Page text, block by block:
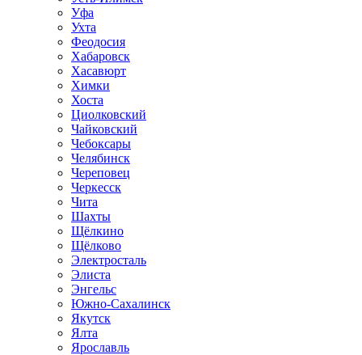
Уфа
Ухта
Феодосия
Хабаровск
Хасавюрт
Химки
Хоста
Циолковский
Чайковский
Чебоксары
Челябинск
Череповец
Черкесск
Чита
Шахты
Щёлкино
Щёлково
Электросталь
Элиста
Энгельс
Южно-Сахалинск
Якутск
Ялта
Ярославль